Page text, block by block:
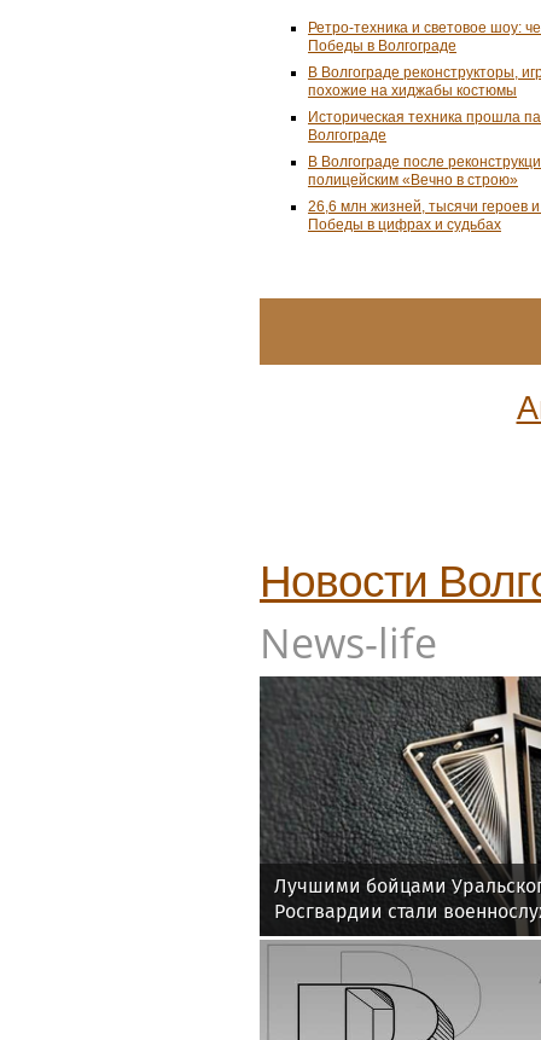
Ретро-техника и световое шоу:
Победы в Волгограде
В Волгограде реконструкторы,
похожие на хиджабы костюмы
Историческая техника прошла
Волгограде
В Волгограде после
полицейским «Вечно в строю»
26,6 млн жизней, тысячи героев
Победы в цифрах и судьбах
Новости
News-life
Лучшими бойцами
Росгвардии стали
соединения по охране
государственных объектов